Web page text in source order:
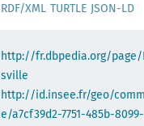
RDF/XML TURTLE JSON-LD
http://fr.dbpedia.org/page/
sville
http://id.insee.fr/geo/
e/a7cf39d2-7751-485b-8099-